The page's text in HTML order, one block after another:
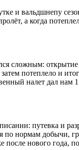
и вальдшнепу
а когда
сложным:
потеплело и
налет дал нам
путевка и
нормам добычи,
нового года,